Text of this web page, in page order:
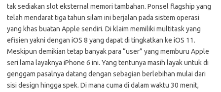
tak sediakan slot eksternal memori tambahan. Ponsel flagship yang
telah mendarat tiga tahun silam ini berjalan pada sistem operasi
yang khas buatan Apple sendiri. Di klaim memiliki multitask yang
efisien yakni dengan iOS 8 yang dapat di tingkatkan ke iOS 11.
Meskipun demikian tetap banyak para “user” yang memburu Apple
seri lama layaknya iPhone 6 ini. Yang tentunya masih layak untuk di
genggam pasalnya datang dengan sebagian berlebihan mulai dari
sisi design hingga spek. Di mana cuma di dalam waktu 30 menit,